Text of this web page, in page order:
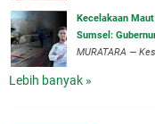
‎Kecelakaan
Sumsel:
‎MURATARA —
Lebih banyak »